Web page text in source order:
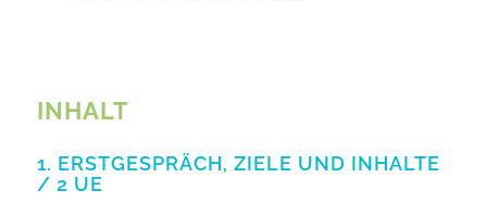
INHALT
1. ERSTGESPRÄCH, ZIELE UND INHALTE
/ 2 UE